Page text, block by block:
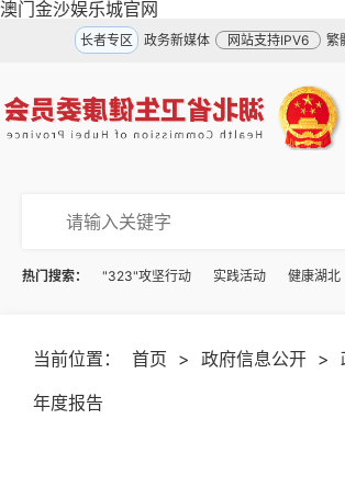
澳门金沙娱乐城官网
长者专区 政务新媒体 网站支持IPV6 繁
热门搜索： "323"攻坚行动 实践活动 健康湖北
当前位置： 首页 > 政府信息公开 >
年度报告